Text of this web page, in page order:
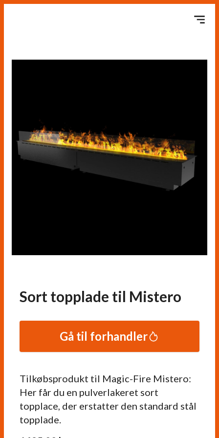
Sort topplade til Mistero
Tilkøbsprodukt til Magic-Fire Mistero:
Her får du en pulverlakeret sort
topplace, der erstatter den standard stål
topplade.
Gå til forhandler